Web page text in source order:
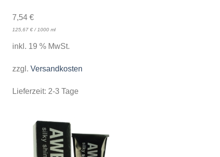
7,54 €
125,67 €/ 1000 ml
inkl. 19 % MwSt.
zzgl. Versandkosten
Lieferzeit: 2-3 Tage